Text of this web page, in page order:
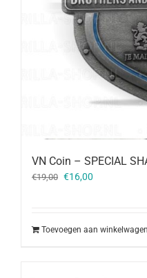
VN Coin – SPECIAL
€19,00 Oorspronkelijke
€16,00
Toevoegen aan winkelwagen